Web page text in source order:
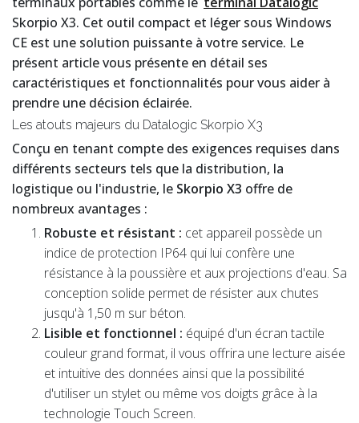
Skorpio X3. Cet outil compact et léger sous Windows
CE est une solution puissante à votre service. Le
présent article vous présente en détail ses
caractéristiques et fonctionnalités pour vous aider à
prendre une décision éclairée.
Les atouts majeurs du Datalogic Skorpio X3
Conçu en tenant compte des exigences requises dans
différents secteurs tels que la distribution, la
logistique ou l'industrie, le Skorpio X3 offre de
nombreux avantages :
Robuste et résistant : cet appareil possède un
indice de protection IP64 qui lui confère une
résistance à la poussière et aux projections d'eau. Sa
conception solide permet de résister aux chutes
jusqu'à 1,50 m sur béton.
Lisible et fonctionnel : équipé d'un écran tactile
couleur grand format, il vous offrira une lecture aisée
et intuitive des données ainsi que la possibilité
d'utiliser un stylet ou même vos doigts grâce à la
technologie Touch Screen.